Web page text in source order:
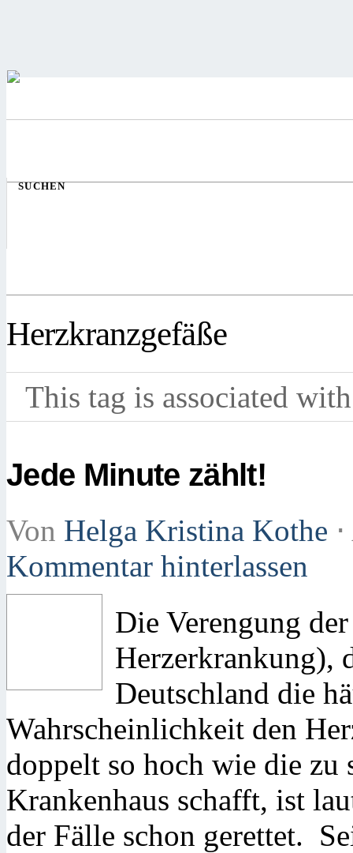
SUCHEN
Herzkranzgefäße
This tag is associated
Jede Minute zählt!
Von Helga Kristina Kothe ⋅
Kommentar hinterlassen
Die Verengung
Herzerkrankung),
Deutschland die
Wahrscheinlichkeit den
doppelt so hoch wie die zu
Krankenhaus schafft, ist
der Fälle schon gerettet.